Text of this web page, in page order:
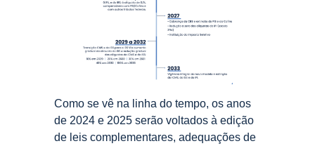
Como se vê na linha do tempo, os anos
de 2024 e 2025 serão voltados à edição
de leis complementares, adequações de